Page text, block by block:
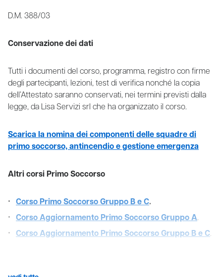
D.M. 388/03
Conservazione dei dati
Tutti i documenti del corso, programma, registro con firme
degli partecipanti, lezioni, test di verifica nonché la copia
dell’Attestato saranno conservati, nei termini previsti dalla
legge, da Lisa Servizi srl che ha organizzato il corso.
Scarica la nomina dei componenti delle squadre di
primo soccorso, antincendio e gestione emergenza
Altri corsi Primo Soccorso
Corso Primo Soccorso Gruppo B e C.
Corso Aggiornamento Primo Soccorso Gruppo A.
Corso Aggiornamento Primo Soccorso Gruppo B e C.